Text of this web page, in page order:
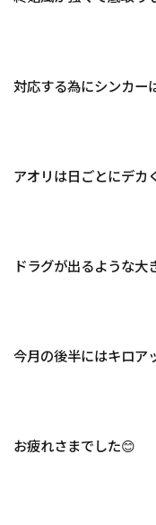
対応する為にシンカー
アオリは日ごとにデカ
ドラグが出るような大
今月の後半にはキロア
お疲れさまでした😊